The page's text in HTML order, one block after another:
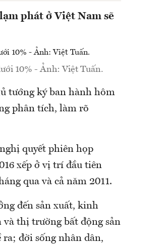
phát ở Việt Nam sẽ
10% - Ảnh: Việt Tuấn.
tướng ký ban hành hôm
phân tích, làm rõ
quyết phiên họp
xếp ở vị trí đầu tiên
qua và cả năm 2011.
đến sản xuất, kinh
thị trường bất động sản
đời sống nhân dân,